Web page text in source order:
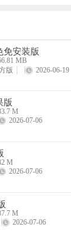
抖音火山版ipad版
情
免安装版
MB
版
2026-06-19
版
M
2026-07-06
M
2026-07-06
M
2026-07-06